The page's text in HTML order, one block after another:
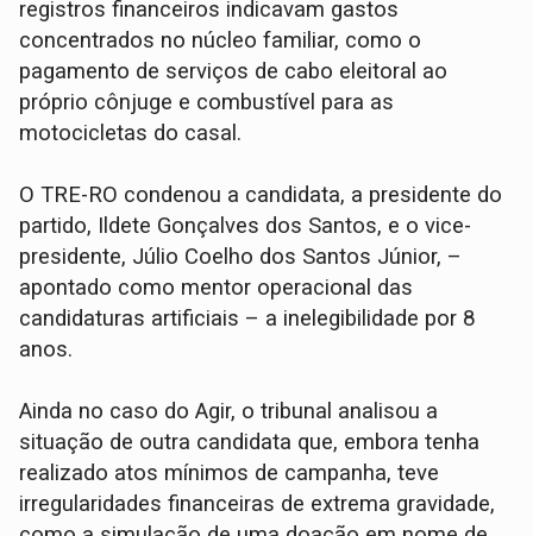
registros financeiros indicavam gastos
concentrados no núcleo familiar, como o
pagamento de serviços de cabo eleitoral ao
próprio cônjuge e combustível para as
motocicletas do casal.
O TRE-RO condenou a candidata, a presidente do
partido, Ildete Gonçalves dos Santos, e o vice-
presidente, Júlio Coelho dos Santos Júnior, –
apontado como mentor operacional das
candidaturas artificiais – a inelegibilidade por 8
anos.
Ainda no caso do Agir, o tribunal analisou a
situação de outra candidata que, embora tenha
realizado atos mínimos de campanha, teve
irregularidades financeiras de extrema gravidade,